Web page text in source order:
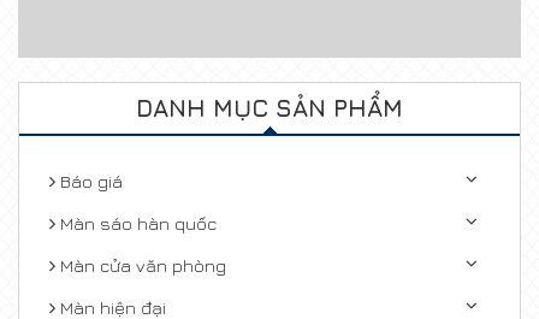
DANH MỤC SẢN PHẨM
Báo giá
Màn sáo hàn quốc
Màn cửa văn phòng
Màn hiện đại